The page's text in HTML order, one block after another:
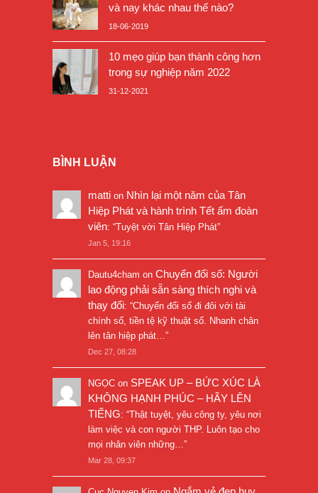
và nay khác nhau thế nào?
18-06-2019
10 mẹo giúp bạn thành công hơn
trong sự nghiệp năm 2022
31-12-2021
BÌNH LUẬN
matti on Nhìn lại một năm của Tân
Hiệp Phát và hành trình Tết ấm đoàn
viên: “Tuyệt vời Tân Hiệp Phát”
Jan 5, 19:16
Dautu4cham on Chuyển đổi số: Người
lao động phải sẵn sàng thích nghi và
thay đổi: “Chuyển đổi số đi đôi với tài
chính số, tiền tệ kỹ thuật số. Nhanh chân
lên tân hiệp phát… ”
Dec 27, 08:28
NGỌC on SPEAK UP – BỨC XÚC LÀ
KHÔNG HẠNH PHÚC – HÃY LÊN
TIẾNG: “Thật tuyệt, yêu công ty, yêu nơi
làm việc và con người THP. Luôn tạo cho
mọi nhân viên những… ”
Mar 28, 09:37